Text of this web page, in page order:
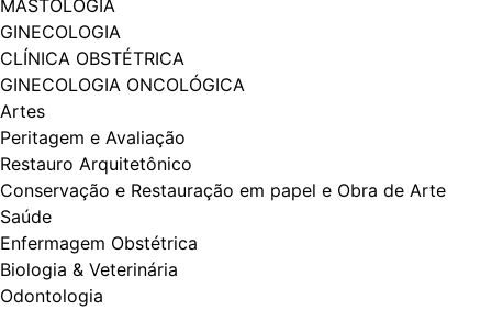
MASTOLOGIA
GINECOLOGIA
CLÍNICA OBSTÉTRICA
GINECOLOGIA ONCOLÓGICA
Artes
Peritagem e Avaliação
Restauro Arquitetônico
Conservação e Restauração em papel e Obra de Arte
Saúde
Enfermagem Obstétrica
Biologia & Veterinária
Odontologia